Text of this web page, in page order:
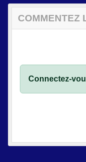
COMMENTEZ
Connectez-